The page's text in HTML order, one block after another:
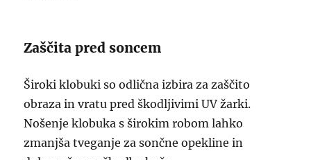
Zaščita pred soncem
Široki klobuki so odlična izbira za zaščito
obraza in vratu pred škodljivimi UV žarki.
Nošenje klobuka s širokim robom lahko
zmanjša tveganje za sončne opekline in